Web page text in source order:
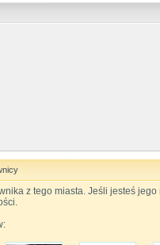
z tego miasta. Jeśli jesteś jego